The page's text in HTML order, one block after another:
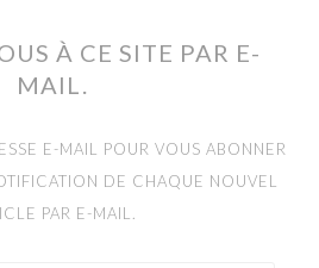
À CE SITE PAR E-
MAIL.
E-MAIL POUR VOUS ABONNER
DE CHAQUE NOUVEL
PAR E-MAIL.